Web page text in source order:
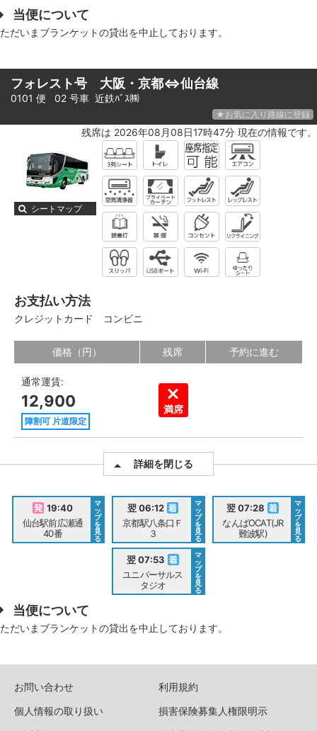
当便について
ただいまブランケットの貸出を中止しております。
フォレスト号 大阪・京都⇔仙台線
0101 便 02 号車 近鉄ﾊﾞｽ㈱
★お気に入り路線に登録
残席は 2026年08月08日17時47分 現在の情報です。
シートマップ
お支払い方法
クレジットカード コンビニ
価格（円） 残席 予約に進む
通常運賃:
12,900
障割可 片道限定
満席
詳細を閉じる
19:40
仙台駅前広瀬通
40番
マ
ッ
プ
を
見
る
翌 06:12
京都駅八条口Ｆ
３
マ
ッ
プ
を
見
る
翌 07:28
なんばOCAT(JR
難波駅)
マ
ッ
プ
を
見
る
翌 07:53
ユニバーサルス
タジオ
マ
ッ
プ
を
見
る
当便について
ただいまブランケットの貸出を中止しております。
お問い合わせ
利用規約
個人情報の取り扱い
損害保険募集人権限明示